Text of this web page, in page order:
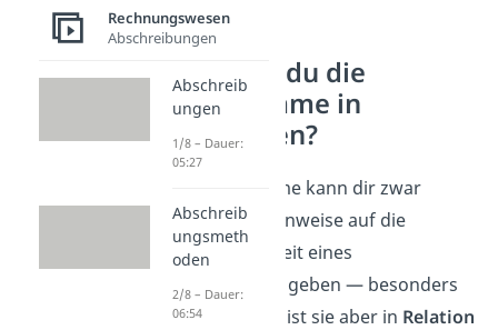
Wie nutzt du die
Bilanzsumme in
Kennzahlen?
Die Bilanzsumme kann dir zwar
schon einige Hinweise auf die
Wirtschaftlichkeit eines
Unternehmens geben — besonders
aussagekräftig ist sie aber in Relation
Rechnungswesen
Abschreibungen
Abschreib
ungen
1/8 – Dauer:
05:27
Abschreib
ungsmeth
oden
2/8 – Dauer:
06:54